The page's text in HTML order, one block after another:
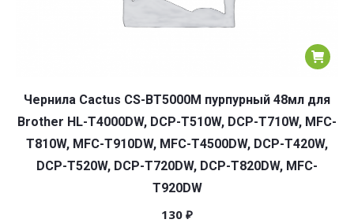
Чернила Cactus CS-BT5000M пурпурный 48мл для
Brother HL-T4000DW, DCP-T510W, DCP-T710W, MFC-
T810W, MFC-T910DW, MFC-T4500DW, DCP-T420W,
DCP-T520W, DCP-T720DW, DCP-T820DW, MFC-
T920DW
130 ₽